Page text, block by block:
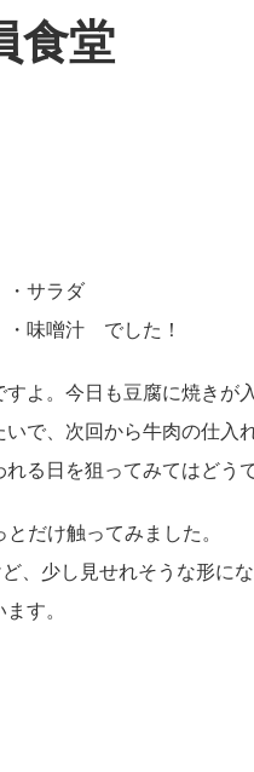
食堂
サラダ
噌汁 でした！
よ。今日も豆腐に焼きが
で、次回から牛肉の仕入
る日を狙ってみてはどう
だけ触ってみました。
、少し見せれそうな形に
す。